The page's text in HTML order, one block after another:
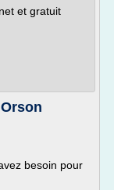
et gratuit
besoin pour